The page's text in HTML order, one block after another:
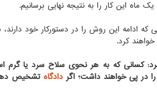
این کار را به نتیجه نهایی برسانیم.
که ادامه این روش را در دستورکار خود
کرد.
کسانی که به هر نحوی سلاح سرد یا گرم
در پی خواهند داشت؛ اگردادگاه تشخیص